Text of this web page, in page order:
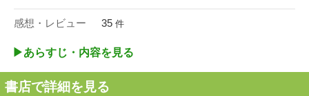
感想・レビュー 35 件
▶︎あらすじ・内容を見る
書店で詳細を見る